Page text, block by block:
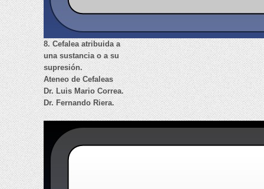
8. Cefalea atribuida a
una sustancia o a su
supresión.
Ateneo de Cefaleas
Dr. Luis Mario Correa.
Dr. Fernando Riera.